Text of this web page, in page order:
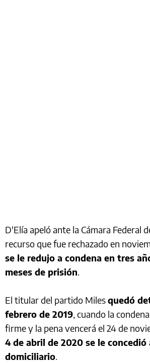
D'Elía apeló ante la Cámara Federal
recurso que fue rechazado en
se le redujo a condena en tres
meses de prisión.
El titular del partido Milesquedó
febrero de 2019, cuando la
firme y la pena vencerá el 24 de
4 de abril de 2020 se le concedió
domiciliario.